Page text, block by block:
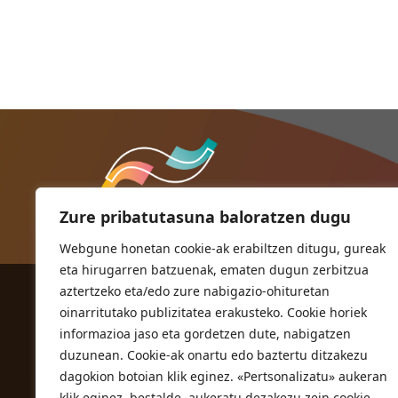
Zure pribatutasuna baloratzen dugu
Webgune honetan cookie-ak erabiltzen ditugu, gureak
eta hirugarren batzuenak, ematen dugun zerbitzua
aztertzeko eta/edo zure nabigazio-ohituretan
oinarritutako publizitatea erakusteko. Cookie horiek
informazioa jaso eta gordetzen dute, nabigatzen
duzunean. Cookie-ak onartu edo baztertu ditzakezu
dagokion botoian klik eginez. «Pertsonalizatu» aukeran
ORIOKO UDALA
Herriko plaza,1
20810 Orio (Gipuzkoa)
T. 943 83 03 46